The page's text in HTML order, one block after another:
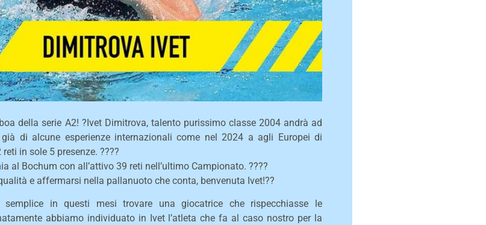
della serie A2! ?Ivet Dimitrova, talento purissimo classe 2004 andrà ad
di alcune esperienze internazionali come nel 2024 a agli Europei di
in sole 5 presenze. ????
al Bochum con all’attivo 39 reti nell’ultimo Campionato. ????
e affermarsi nella pallanuoto che conta, benvenuta Ivet!??
in questi mesi trovare una giocatrice che rispecchiasse le
abbiamo individuato in Ivet l’atleta che fa al caso nostro per la